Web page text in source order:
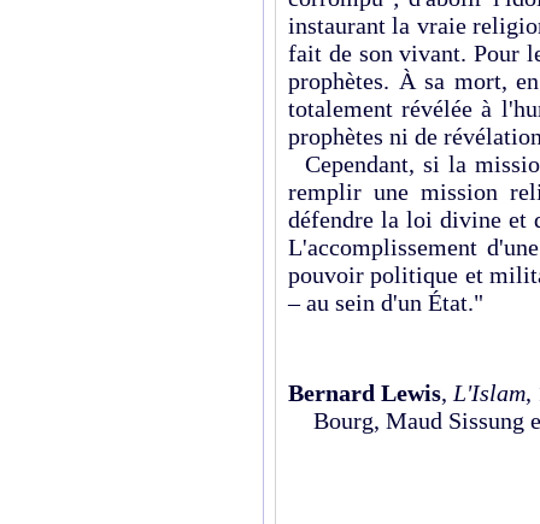
instaurant la vraie
fait de son vivant. Pour
prophètes. À sa mort,
tota­lement révélée à
prophètes ni de
Cependant, si la
remplir une mission
défendre la loi divine et
L'accomplissement
pouvoir politique et
– au sein d'un État."
Bernard Lewis, L'Islam,
Bourg, Maud Sissung